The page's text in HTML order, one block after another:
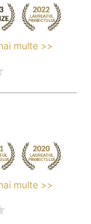
multe >>
multe >>